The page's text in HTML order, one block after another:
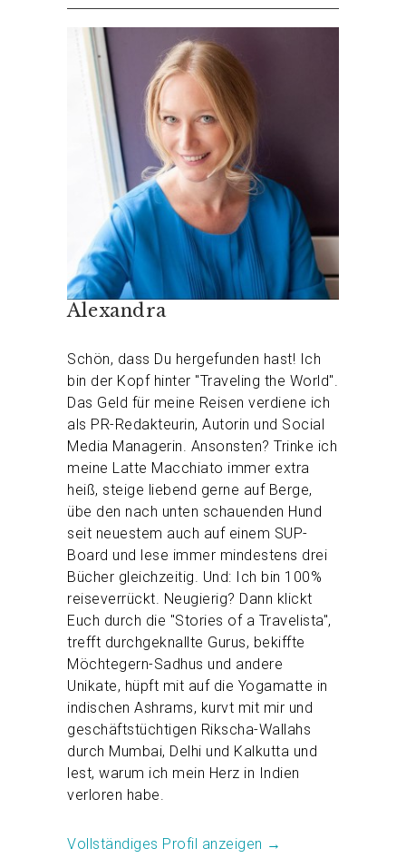
Alexandra
Schön, dass Du hergefunden hast! Ich
bin der Kopf hinter "Traveling the World".
Das Geld für meine Reisen verdiene ich
als PR-Redakteurin, Autorin und Social
Media Managerin. Ansonsten? Trinke ich
meine Latte Macchiato immer extra
heiß, steige liebend gerne auf Berge,
übe den nach unten schauenden Hund
seit neuestem auch auf einem SUP-
Board und lese immer mindestens drei
Bücher gleichzeitig. Und: Ich bin 100%
reiseverrückt. Neugierig? Dann klickt
Euch durch die "Stories of a Travelista",
trefft durchgeknallte Gurus, bekiffte
Möchtegern-Sadhus und andere
Unikate, hüpft mit auf die Yogamatte in
indischen Ashrams, kurvt mit mir und
geschäftstüchtigen Rikscha-Wallahs
durch Mumbai, Delhi und Kalkutta und
lest, warum ich mein Herz in Indien
verloren habe.
Vollständiges Profil anzeigen →